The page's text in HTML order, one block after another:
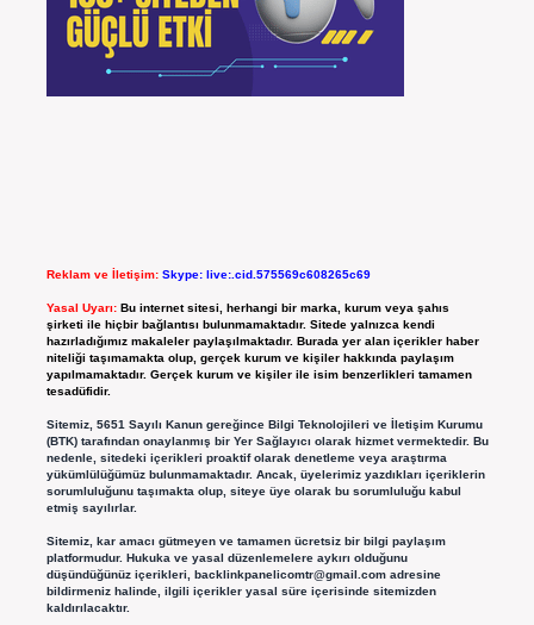
Reklam ve İletişim: Skype: live:.cid.575569c608265c69
Yasal Uyarı: Bu internet sitesi, herhangi bir marka, kurum veya şahıs
şirketi ile hiçbir bağlantısı bulunmamaktadır. Sitede yalnızca kendi
hazırladığımız makaleler paylaşılmaktadır. Burada yer alan içerikler haber
niteliği taşımamakta olup, gerçek kurum ve kişiler hakkında paylaşım
yapılmamaktadır. Gerçek kurum ve kişiler ile isim benzerlikleri tamamen
tesadüfidir.
Sitemiz, 5651 Sayılı Kanun gereğince Bilgi Teknolojileri ve İletişim Kurumu
(BTK) tarafından onaylanmış bir Yer Sağlayıcı olarak hizmet vermektedir. Bu
nedenle, sitedeki içerikleri proaktif olarak denetleme veya araştırma
yükümlülüğümüz bulunmamaktadır. Ancak, üyelerimiz yazdıkları içeriklerin
sorumluluğunu taşımakta olup, siteye üye olarak bu sorumluluğu kabul
etmiş sayılırlar.
Sitemiz, kar amacı gütmeyen ve tamamen ücretsiz bir bilgi paylaşım
platformudur. Hukuka ve yasal düzenlemelere aykırı olduğunu
düşündüğünüz içerikleri, backlinkpanelicomtr@gmail.comadresine
bildirmeniz halinde, ilgili içerikler yasal süre içerisinde sitemizden
kaldırılacaktır.